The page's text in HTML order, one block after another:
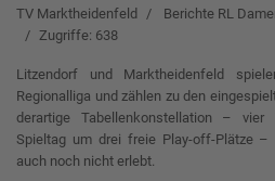
TV Marktheidenfeld Berichte RL
Zugriffe: 638
Litzendorf und Marktheidenfeld
Regionalliga und zählen zu den
derartige Tabellenkonstellation –
Spieltag um drei freie Play-off-Plätze –
auch noch nicht erlebt.